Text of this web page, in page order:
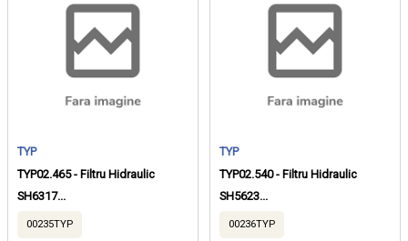
TYP
TYP02.465 - Filtru Hidraulic
SH6317...
00235TYP
TYP
TYP02.540 - Filtru Hidraulic
SH5623...
00236TYP